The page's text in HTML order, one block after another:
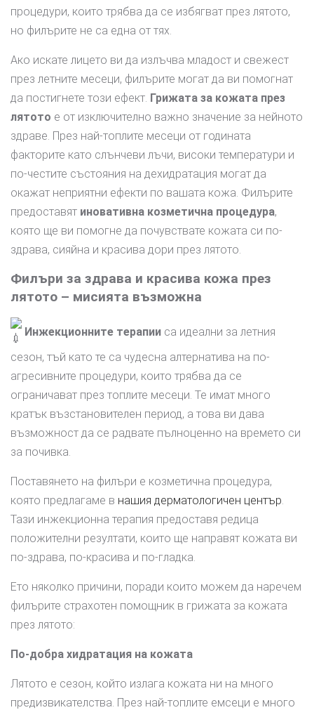
процедури, които трябва да се избягват през лятото,
но филърите не са една от тях.
Ако искате лицето ви да излъчва младост и свежест
през летните месеци, филърите могат да ви помогнат
да постигнете този ефект. Грижата за кожата през
лятото е от изключително важно значение за нейното
здраве. През най-топлите месеци от годината
факторите като слънчеви лъчи, високи температури и
по-честите състояния на дехидратация могат да
окажат неприятни ефекти по вашата кожа. Филърите
предоставят иновативна козметична процедура,
която ще ви помогне да почувствате кожата си по-
здрава, сияйна и красива дори през лятото.
Филъри за здрава и красива кожа през
лятото – мисията възможна
Инжекционните терапии са идеални за летния
сезон, тъй като те са чудесна алтернатива на по-
агресивните процедури, които трябва да се
ограничават през топлите месеци. Те имат много
кратък възстановителен период, а това ви дава
възможност да се радвате пълноценно на времето си
за почивка.
Поставянето на филъри е козметична процедура,
която предлагаме в нашия дерматологичен център.
Тази инжекционна терапия предоставя редица
положителни резултати, които ще направят кожата ви
по-здрава, по-красива и по-гладка.
Ето няколко причини, поради които можем да наречем
филърите страхотен помощник в грижата за кожата
през лятото:
По-добра хидратация на кожата
Лятото е сезон, който излага кожата ни на много
предизвикателства. През най-топлите емсеци е много